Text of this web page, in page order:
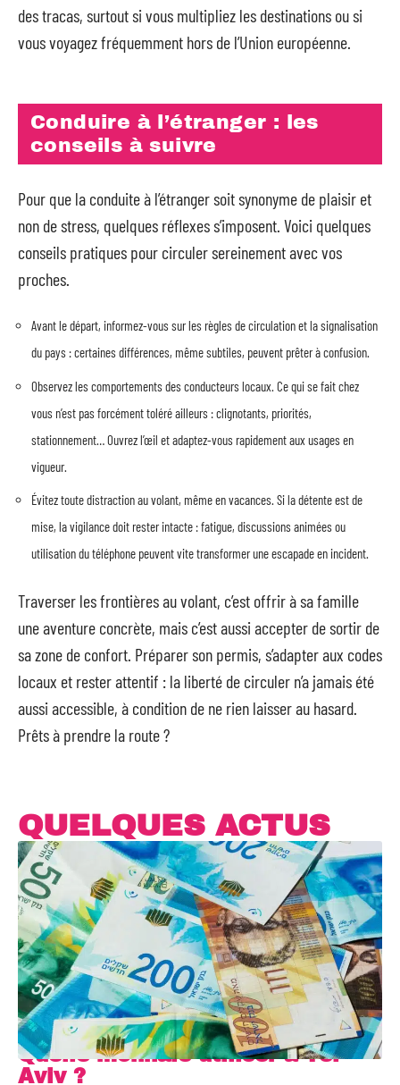
des tracas, surtout si vous multipliez les destinations ou si
vous voyagez fréquemment hors de l’Union européenne.
Conduire à l’étranger : les
conseils à suivre
Pour que la conduite à l’étranger soit synonyme de plaisir et
non de stress, quelques réflexes s’imposent. Voici quelques
conseils pratiques pour circuler sereinement avec vos
proches.
Avant le départ, informez-vous sur les règles de circulation et la signalisation
du pays : certaines différences, même subtiles, peuvent prêter à confusion.
Observez les comportements des conducteurs locaux. Ce qui se fait chez
vous n’est pas forcément toléré ailleurs : clignotants, priorités,
stationnement… Ouvrez l’œil et adaptez-vous rapidement aux usages en
vigueur.
Évitez toute distraction au volant, même en vacances. Si la détente est de
mise, la vigilance doit rester intacte : fatigue, discussions animées ou
utilisation du téléphone peuvent vite transformer une escapade en incident.
Traverser les frontières au volant, c’est offrir à sa famille
une aventure concrète, mais c’est aussi accepter de sortir de
sa zone de confort. Préparer son permis, s’adapter aux codes
locaux et rester attentif : la liberté de circuler n’a jamais été
aussi accessible, à condition de ne rien laisser au hasard.
Prêts à prendre la route ?
QUELQUES ACTUS
Quelle monnaie utiliser à Tel-
Aviv ?